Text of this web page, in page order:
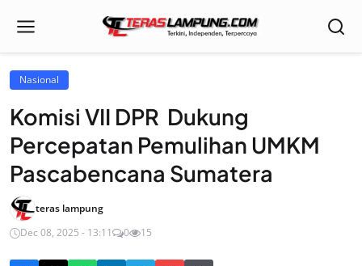
Nasional
Komisi VII DPR Dukung
Percepatan Pemulihan UMKM
Pascabencana Sumatera
teras lampung
Dec 08, 2025 - 13:11
0 15